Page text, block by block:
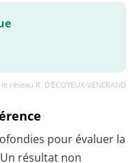
R. D'ECOYEUX-VENERAND
pour évaluer la
résultat non